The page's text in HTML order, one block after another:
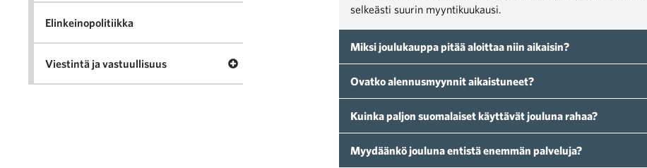
selkeästi suurin myyntikuukausi.
Miksi joulukauppa pitää aloittaa niin aikaisin?
Ovatko alennusmyynnit aikaistuneet?
Kuinka paljon suomalaiset käyttävät jouluna rahaa?
Myydäänkö jouluna entistä enemmän palveluja?
Elinkeinopolitiikka
Viestintä ja vastuullisuus Avaa valikko Viestintä ja vastuullisuus